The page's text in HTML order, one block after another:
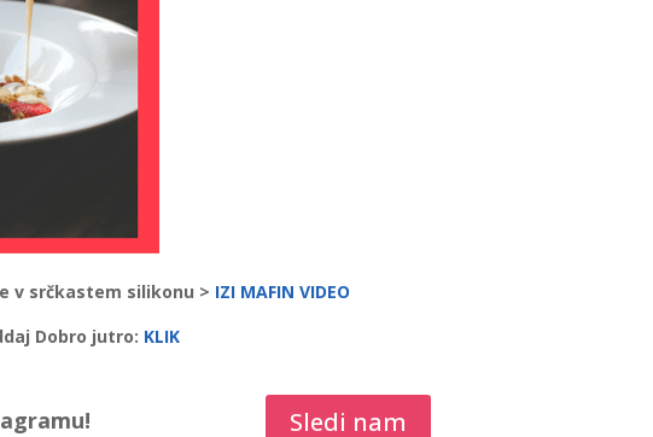
v srčkastem silikonu > IZI MAFIN VIDEO
Dobro jutro: KLIK
Sledi nam